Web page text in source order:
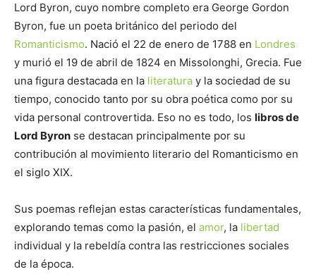
Lord Byron, cuyo nombre completo era George Gordon
Byron, fue un poeta británico del periodo del
Romanticismo. Nació el 22 de enero de 1788 en Londres
y murió el 19 de abril de 1824 en Missolonghi, Grecia. Fue
una figura destacada en la literatura y la sociedad de su
tiempo, conocido tanto por su obra poética como por su
vida personal controvertida. Eso no es todo, los libros de
Lord Byron se destacan principalmente por su
contribución al movimiento literario del Romanticismo en
el siglo XIX.
Sus poemas reflejan estas características fundamentales,
explorando temas como la pasión, el amor, la libertad
individual y la rebeldía contra las restricciones sociales
de la época.